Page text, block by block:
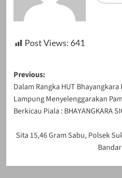
Post Views: 641
Post
navigation
Previous:
Dalam Rangka HUT Bhayangkara
Lampung Menyelenggarakan
Berkicau Piala : BHAYANGKARA
Sita 15,46 Gram Sabu, Polsek